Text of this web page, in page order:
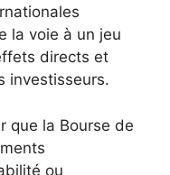
la voie à un jeu
directs et
investisseurs.
que la Bourse de
ou